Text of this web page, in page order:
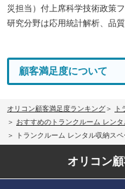
災担当）付上席科学技術政策
研究分野は応用統計解析、品
顧客満足度について
オリコン顧客満足度ランキング
ト
おすすめのトランクルーム レン
トランクルーム レンタル収納ス
オリコン